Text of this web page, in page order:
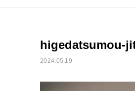
higedatsumou-
2024.05.19